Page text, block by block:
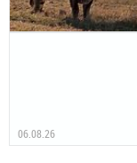
06.08.26